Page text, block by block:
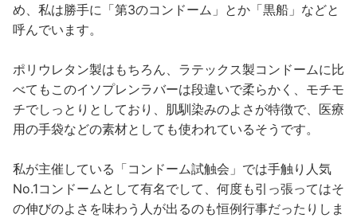
め、私は勝手に「第3のコンドーム」とか「黒船」などと
呼んでいます。
ポリウレタン製はもちろん、ラテックス製コンドームに比
べてもこのイソプレンラバーは段違いで柔らかく、モチモ
チでしっとりとしており、肌馴染みのよさが特徴で、医療
用の手袋などの素材としても使われているそうです。
私が主催している「コンドーム試触会」では手触り人気
No.1コンドームとして有名でして、何度も引っ張ってはそ
の伸びのよさを味わう人が出るのも恒例行事だったりしま